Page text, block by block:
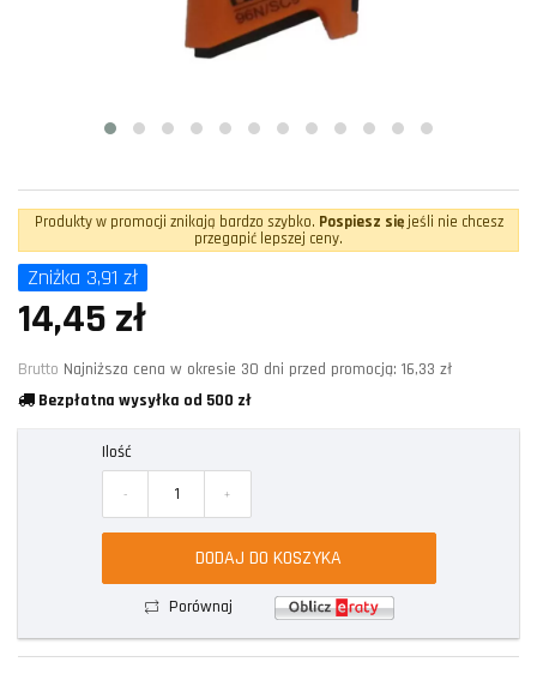
Produkty w promocji znikają bardzo szybko. Pospiesz sięjeśli nie chcesz
przegapić lepszej ceny.
Zniżka 3,91 zł
14,45 zł
Brutto Najniższa cena w okresie 30 dni przed promocją: 16,33 zł
Bezpłatna wysyłka od 500 zł
Ilość
- +
DODAJ DO KOSZYKA
Porównaj